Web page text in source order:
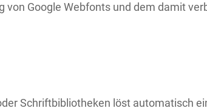
von Google Webfonts und dem damit
Schriftbibliotheken löst automatisch